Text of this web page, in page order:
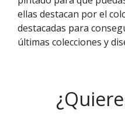
ellas destacan por el
destacadas para
últimas colecciones y